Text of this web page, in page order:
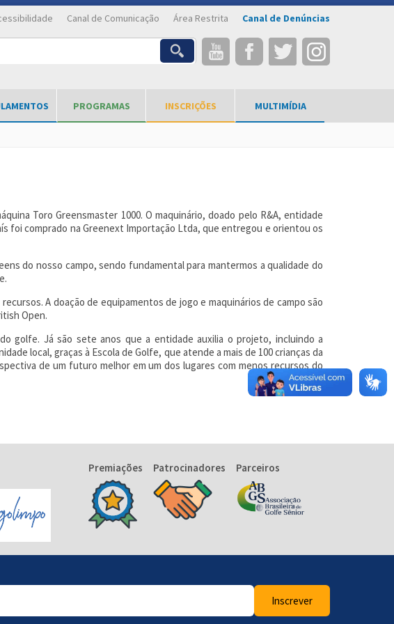
Canal de Comunicação Área Restrita Canal de Denúncias
PROGRAMAS INSCRIÇÕES MULTIMÍDIA
Toro Greensmaster 1000. O maquinário, doado pelo R&A, entidade
foi comprado na Greenext Importação Ltda, que entregou e orientou os
do nosso campo, sendo fundamental para mantermos a qualidade do
A doação de equipamentos de jogo e maquinários de campo são
Open.
golfe. Já são sete anos que a entidade auxilia o projeto, incluindo a
local, graças à Escola de Golfe, que atende a mais de 100 crianças da
de um futuro melhor em um dos lugares com menos recursos do
Parceiros
Patrocinadores
Premiações
Inscrever